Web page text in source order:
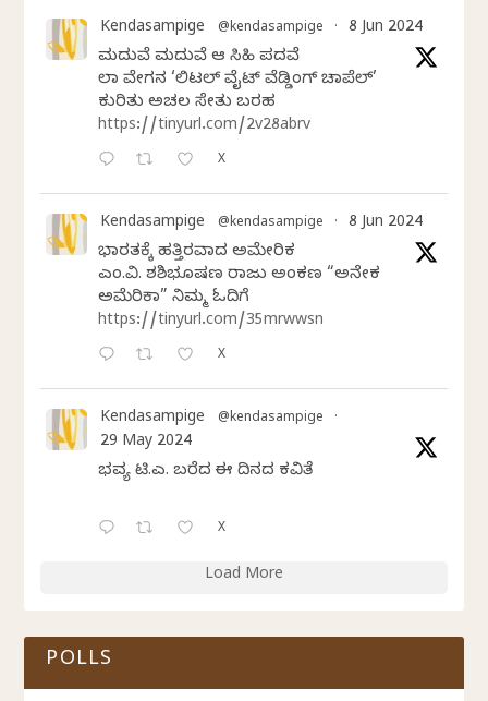
Kendasampige @kendasampige · 8 Jun 2024
ಮದುವೆ ಮದುವೆ ಆ ಸಿಹಿ ಪದವೆ
ಲಾಸ್‌ ವೇಗಸ್‌ನ ‘ಲಿಟಲ್ ವೈಟ್ ವೆಡ್ಡಿಂಗ್ ಚಾಪೆಲ್’
ಕುರಿತು ಅಚಲ ಸೇತು ಬರಹ
https://tinyurl.com/2v28abrv
X
Kendasampige @kendasampige · 8 Jun 2024
ಭಾರತಕ್ಕೆ ಹತ್ತಿರವಾದ ಅಮೇರಿಕ
ಎಂ.ವಿ. ಶಶಿಭೂಷಣ ರಾಜು ಅಂಕಣ “ಅನೇಕ
ಅಮೆರಿಕಾ” ನಿಮ್ಮ ಓದಿಗೆ
https://tinyurl.com/35mrwwsn
X
Kendasampige @kendasampige ·
29 May 2024
ಭವ್ಯ ಟಿ.ಎಸ್. ಬರೆದ ಈ ದಿನದ ಕವಿತೆ
X
Load More
POLLS